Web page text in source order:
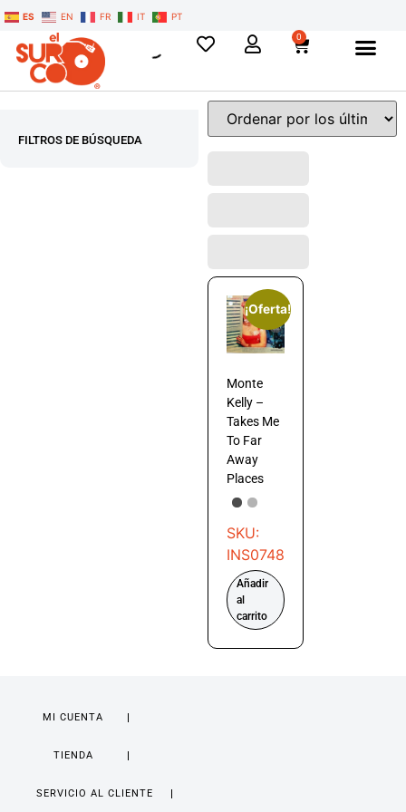
ES EN FR IT PT
0
FILTROS DE BÚSQUEDA
¡Oferta!
Monte
Kelly –
Takes Me
To Far
Away
Places
SKU:
INS0748
Añadir
al
carrito
MI CUENTA
TIENDA
SERVICIO AL CLIENTE